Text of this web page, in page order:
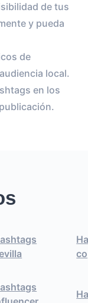
de tus
y pueda
de
local.
en los